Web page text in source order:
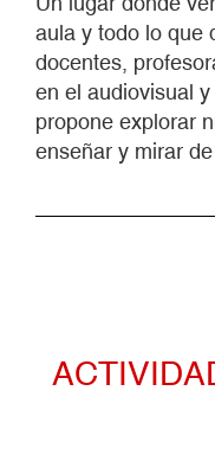
aula y todo lo que
docentes,
en el audiovisual
propone explorar
enseñar y mirar